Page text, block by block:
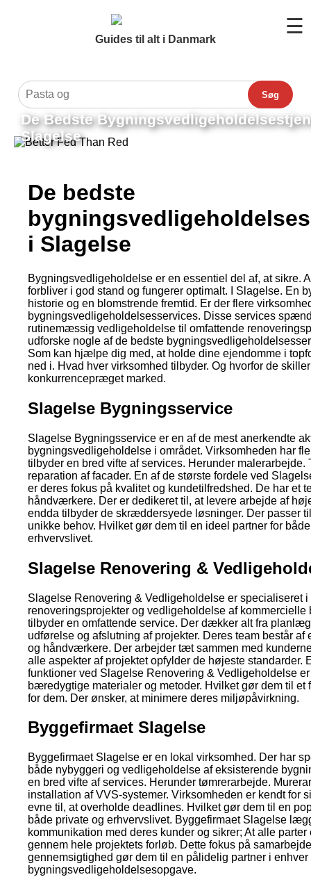
Guides til alt i Danmark
☰
Søg
De Bedste
Slagelse
De bedste
i Slagelse
Bygningsvedligeholdelse er en essentiel del af, at sikre.
forbliver i god stand og fungerer optimalt. I Slagelse. En
historie og en blomstrende fremtid. Er der flere
bygningsvedligeholdelsesservices. Disse services
rutinemæssig vedligeholdelse til omfattende
udforske nogle af de bedste
Som kan hjælpe dig med, at holde dine ejendomme i
ned i. Hvad hver virksomhed tilbyder. Og hvorfor de
konkurrencepræget marked.
Slagelse Bygningsservice
Slagelse Bygningsservice er en af de mest anerkendte
bygningsvedligeholdelse i området. Virksomheden har
tilbyder en bred vifte af services. Herunder malerarbejde.
reparation af facader. En af de største fordele ved
er deres fokus på kvalitet og kundetilfredshed. De har et
håndværkere. Der er dedikeret til, at levere arbejde af
endda tilbyder de skræddersyede løsninger. Der passer
unikke behov. Hvilket gør dem til en ideel partner for
erhvervslivet.
Slagelse Renovering &
Slagelse Renovering & Vedligeholdelse er specialiseret i
renoveringsprojekter og vedligeholdelse af kommercielle
tilbyder en omfattende service. Der dækker alt fra
udførelse og afslutning af projekter. Deres team består af
og håndværkere. Der arbejder tæt sammen med
alle aspekter af projektet opfylder de højeste standarder.
funktioner ved Slagelse Renovering & Vedligeholdelse
bæredygtige materialer og metoder. Hvilket gør dem til et
for dem. Der ønsker, at minimere deres miljøpåvirkning.
Byggefirmaet Slagelse
Byggefirmaet Slagelse er en lokal virksomhed. Der har
både nybyggeri og vedligeholdelse af eksisterende
en bred vifte af services. Herunder tømrerarbejde.
installation af VVS-systemer. Virksomheden er kendt for
evne til, at overholde deadlines. Hvilket gør dem til en
både private og erhvervslivet. Byggefirmaet Slagelse
kommunikation med deres kunder og sikrer; At alle parter
gennem hele projektets forløb. Dette fokus på
gennemsigtighed gør dem til en pålidelig partner i enhver
bygningsvedligeholdelsesopgave.